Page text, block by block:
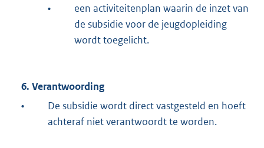
•
een activiteitenplan waarin de inzet van
de subsidie voor de jeugdopleiding
wordt toegelicht.
6. Verantwoording
•
De subsidie wordt direct vastgesteld en hoeft
achteraf niet verantwoordt te worden.